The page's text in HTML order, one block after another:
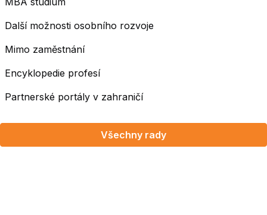
Další možnosti osobního rozvoje
Mimo zaměstnání
Encyklopedie profesí
Partnerské portály v zahraničí
Všechny rady